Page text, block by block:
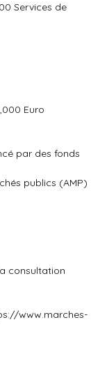
Services de
Euro
par des fonds
publics (AMP)
consultation
www.marches-